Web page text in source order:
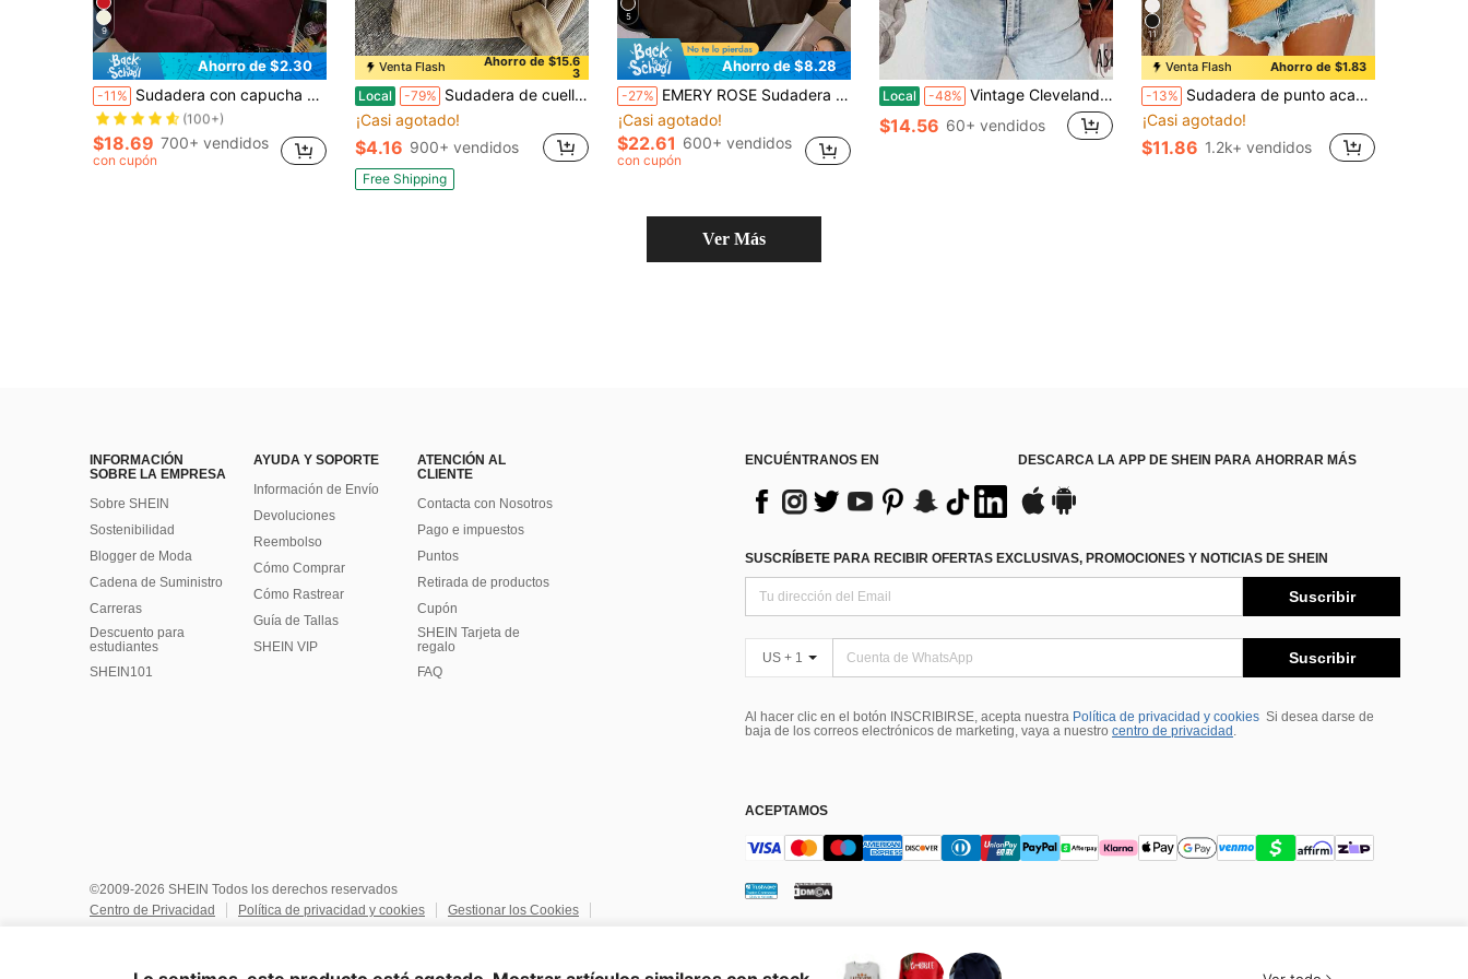
9
Ahorro de $2.30
-11% Sudadera con capucha de unicolor, sudadera con capucha linda de mujer estilo Y2K, ropa de otoño para mujeres de vuelta a la escuela, sudadera con capucha de manga larga con hombros caídos casual
¡Casi agotado!
(100+)
¡Casi agotado!
(100+)
¡Casi agotado!
(100+)
¡Casi agotado!
$18.69 700+ vendidos
con cupón
Venta Flash Ahorro de $15.6
3
Local -79% Sudadera de cuello redondo de manga larga de pana con bordado gráfico minimalista para mujer, otoño/invierno, regalo para amigos
¡Casi agotado!
$4.16 900+ vendidos
Free Shipping
5
Ahorro de $8.28
-27% EMERY ROSE Sudadera con capucha de estilo casual y elegante con manga larga, cuello a cuadros, cremallera y estampado de letras para mujeres
¡Casi agotado!
$22.61 600+ vendidos
con cupón
Local -48% Vintage Cleveland Football SweatSweatshirt, Fan Gift Idea, Retro Football Team Apparel, Football Lover Gift, Vintage Sports SweatSweatshirt (2)
$14.56 60+ vendidos
11
Venta Flash Ahorro de $1.83
-13% Sudadera de punto acanalado de manga larga con cuello redondo para mujer, top de poliéster de longitud regular amarillo casual
¡Casi agotado!
$11.86 1.2k+ vendidos
Ver Más
INFORMACIÓN
SOBRE LA EMPRESA
Sobre SHEIN
Sostenibilidad
Blogger de Moda
Cadena de Suministro
Carreras
Descuento para
estudiantes
SHEIN101
AYUDA Y SOPORTE
Información de Envío
Devoluciones
Reembolso
Cómo Comprar
Cómo Rastrear
Guía de Tallas
SHEIN VIP
ATENCIÓN AL
CLIENTE
Contacta con Nosotros
Pago e impuestos
Puntos
Retirada de productos
Cupón
SHEIN Tarjeta de
regalo
FAQ
ENCUÉNTRANOS EN DESCARCA LA APP DE SHEIN PARA AHORRAR MÁS
SUSCRÍBETE PARA RECIBIR OFERTAS EXCLUSIVAS, PROMOCIONES Y NOTICIAS DE SHEIN
Suscribir
US + 1 Suscribir
Al hacer clic en el botón INSCRIBIRSE, acepta nuestra Política de privacidad y cookies Si desea darse de
baja de los correos electrónicos de marketing, vaya a nuestro centro de privacidad .
ACEPTAMOS
©2009-2026 SHEIN Todos los derechos reservados
Centro de Privacidad
Política de privacidad y cookies
Gestionar los Cookies